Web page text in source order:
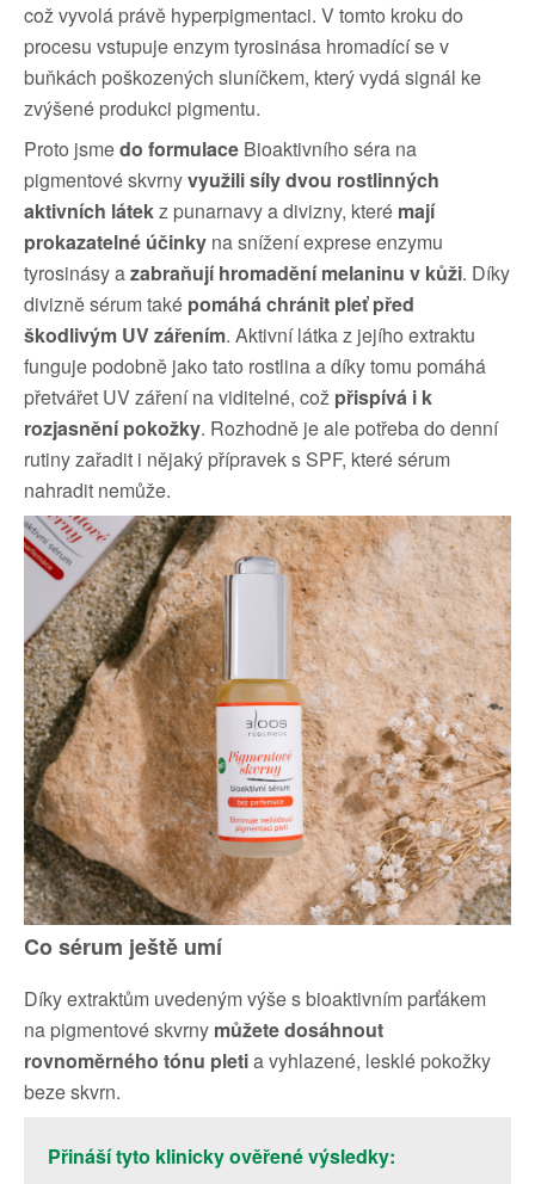
což vyvolá právě hyperpigmentaci. V tomto kroku do
procesu vstupuje enzym tyrosinása hromadící se v
buňkách poškozených sluníčkem, který vydá signál ke
zvýšené produkci pigmentu.
Proto jsmedo formulace Bioaktivního séra na
pigmentové skvrnyvyužili síly dvou rostlinných
aktivních látekz punarnavy a divizny, které mají
prokazatelné účinky na snížení exprese enzymu
tyrosinásy azabraňují hromadění melaninu v kůži. Díky
divizně sérum také pomáhá chránit pleť před
škodlivým UV zářením. Aktivní látka z jejího extraktu
funguje podobně jako tato rostlina a díky tomu pomáhá
přetvářet UV záření na viditelné, což přispívá i k
rozjasnění pokožky. Rozhodně je ale potřeba do denní
rutiny zařadit i nějaký přípravek s SPF, které sérum
nahradit nemůže.
Co sérum ještě umí
Díky extraktům uvedeným výše s bioaktivním parťákem
na pigmentové skvrny můžete dosáhnout
rovnoměrného tónu pletia vyhlazené, lesklé pokožky
beze skvrn.
Přináší tyto klinicky ověřené výsledky: